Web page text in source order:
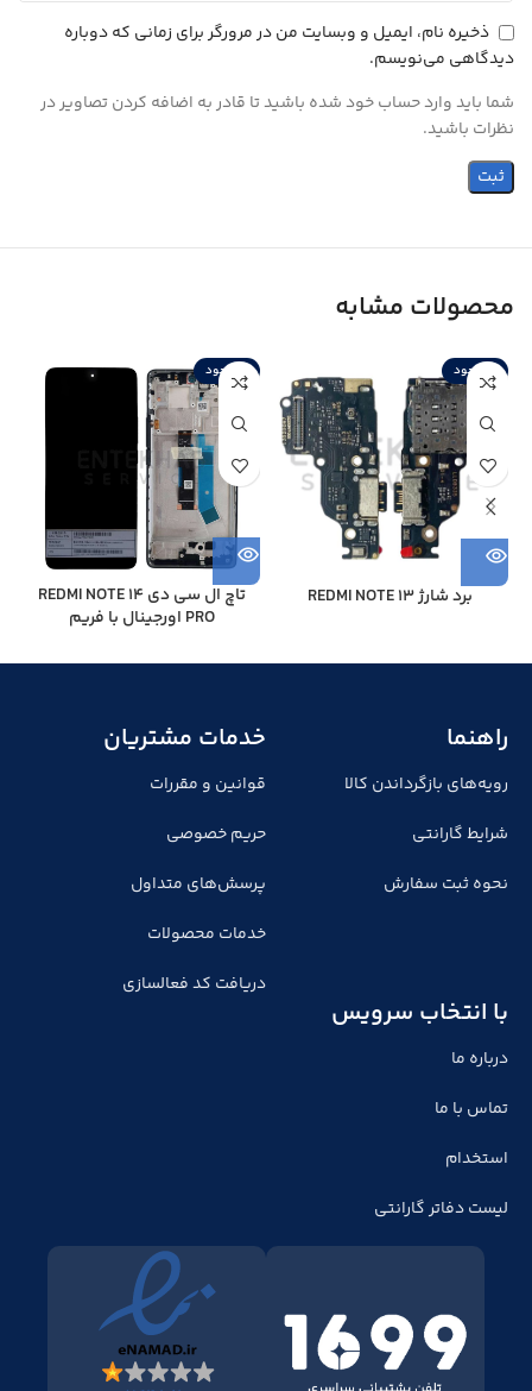
ذخیره نام، ایمیل و وبسایت من در مرورگر برای زمانی که دوباره
دیدگاهی می‌نویسم.
شما باید وارد حساب خود شده باشید تا قادر به اضافه کردن تصاویر در
نظرات باشید.
محصولات مشابه
ناموجود
برد شارژ REDMI NOTE 13
ناموجود
تاچ ال سی دی REDMI NOTE 14
PRO اورجینال با فریم
راهنما
رویه‌های بازگرداندن کالا
شرایط گارانتی
نحوه ثبت سفارش
خدمات مشتریان
قوانین و مقررات
حریم خصوصی
پرسش‌های متداول
خدمات محصولات
دریافت کد فعالسازی
با انتخاب سرویس
درباره ما
تماس با ما
استخدام
لیست دفاتر گارانتی